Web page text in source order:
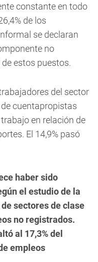
constante en todo
de los
se declaran
no
estos puestos.
del sector
cuentapropistas
en relación de
El 14,9% pasó
haber sido
el estudio de la
de sectores de clase
no registrados.
al 17,3% del
empleos